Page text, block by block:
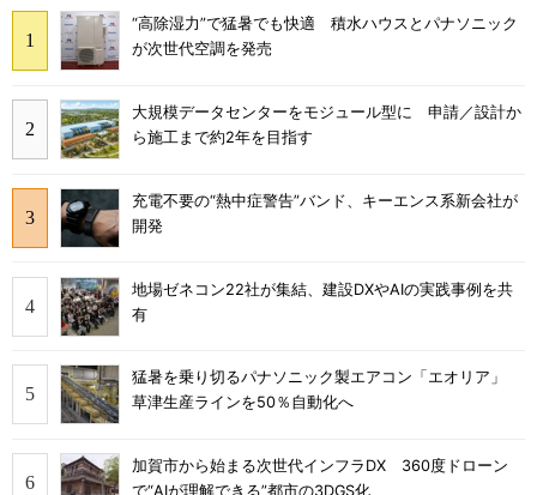
“高除湿力”で猛暑でも快適 積水ハウスとパナソニック
が次世代空調を発売
大規模データセンターをモジュール型に 申請／設計か
ら施工まで約2年を目指す
充電不要の“熱中症警告”バンド、キーエンス系新会社が
開発
地場ゼネコン22社が集結、建設DXやAIの実践事例を共
有
猛暑を乗り切るパナソニック製エアコン「エオリア」
草津生産ラインを50％自動化へ
加賀市から始まる次世代インフラDX 360度ドローン
で“AIが理解できる”都市の3DGS化